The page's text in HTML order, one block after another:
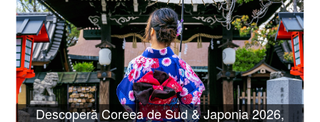
Descoperă Coreea de Sud & Japonia 2026,